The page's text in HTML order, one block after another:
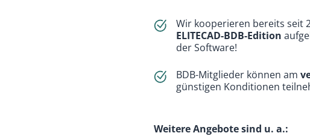
Wir kooperieren bereits seit
ELITECAD-BDB-Edition
der Software!
BDB-Mitglieder können am
günstigen Konditionen
Weitere Angebote sind u. a.: